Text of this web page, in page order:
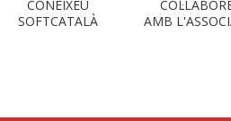
CONEIXEU
SOFTCATALÀ
AMB